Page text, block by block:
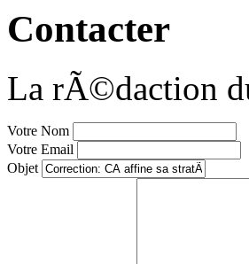
Contacter
La rÃ©daction
Votre Nom
Votre Email
Objet